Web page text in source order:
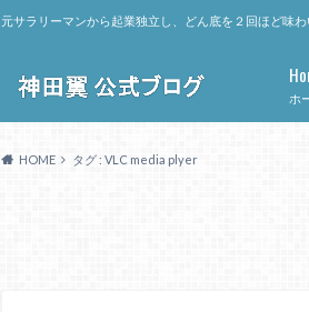
元サラリーマンから起業独立し、どん底を２回ほど味
ホ
HOME タグ : VLC media plyer